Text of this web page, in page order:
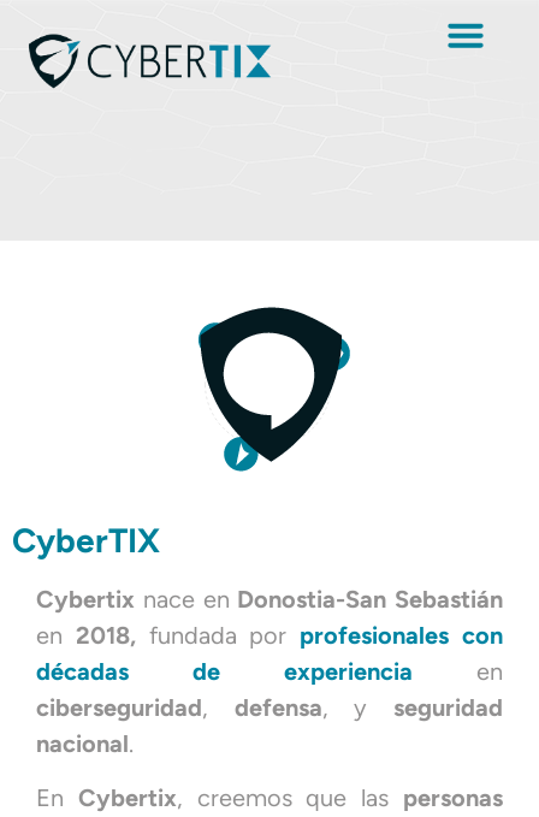
CyberTIX
Cybertix nace en Donostia-San Sebastián
en 2018, fundada por profesionales con
décadas de experiencia en
ciberseguridad, defensa, y seguridad
nacional.
En Cybertix, creemos que las personas